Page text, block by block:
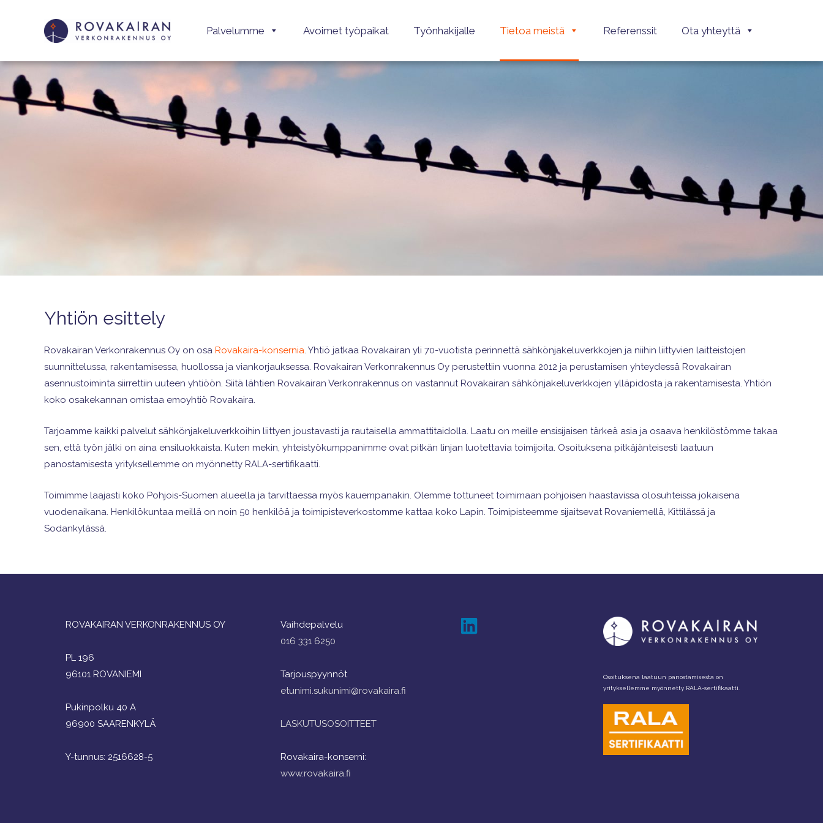
Palvelumme Avoimet työpaikat Työnhakijalle Tietoa meistä Referenssit Ota yhteyttä
Yhtiön esittely
Rovakairan Verkonrakennus Oy on osa Rovakaira-konsernia. Yhtiö jatkaa Rovakairan yli 70-vuotista perinnettä sähkönjakeluverkkojen ja niihin liittyvien laitteistojen
suunnittelussa, rakentamisessa, huollossa ja viankorjauksessa. Rovakairan Verkonrakennus Oy perustettiin vuonna 2012 ja perustamisen yhteydessä Rovakairan
asennustoiminta siirrettiin uuteen yhtiöön. Siitä lähtien Rovakairan Verkonrakennus on vastannut Rovakairan sähkönjakeluverkkojen ylläpidosta ja rakentamisesta. Yhtiön
koko osakekannan omistaa emoyhtiö Rovakaira.
Tarjoamme kaikki palvelut sähkönjakeluverkkoihin liittyen joustavasti ja rautaisella ammattitaidolla. Laatu on meille ensisijaisen tärkeä asia ja osaava henkilöstömme takaa
sen, että työn jälki on aina ensiluokkaista. Kuten mekin, yhteistyökumppanimme ovat pitkän linjan luotettavia toimijoita. Osoituksena pitkäjänteisesti laatuun
panostamisesta yrityksellemme on myönnetty RALA-sertifikaatti.
Toimimme laajasti koko Pohjois-Suomen alueella ja tarvittaessa myös kauempanakin. Olemme tottuneet toimimaan pohjoisen haastavissa olosuhteissa jokaisena
vuodenaikana. Henkilökuntaa meillä on noin 50 henkilöä ja toimipisteverkostomme kattaa koko Lapin. Toimipisteemme sijaitsevat Rovaniemellä, Kittilässä ja
Sodankylässä.
ROVAKAIRAN VERKONRAKENNUS OY
PL 196
96101 ROVANIEMI
Pukinpolku 40 A
96900 SAARENKYLÄ
Y-tunnus: 2516628-5
Vaihdepalvelu
016 331 6250
Tarjouspyynnöt
etunimi.sukunimi@rovakaira.fi
LASKUTUSOSOITTEET
Rovakaira-konserni:
www.rovakaira.fi
Osoituksena laatuun panostamisesta on
yrityksellemme myönnetty RALA-sertifikaatti.